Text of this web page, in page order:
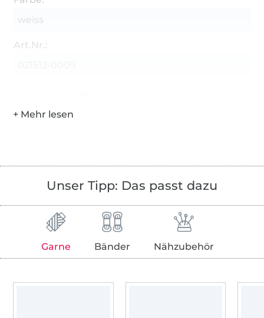
weiss
Art.Nr.:
Unser Tipp: Das passt dazu
Garne Bänder Nähzubehör